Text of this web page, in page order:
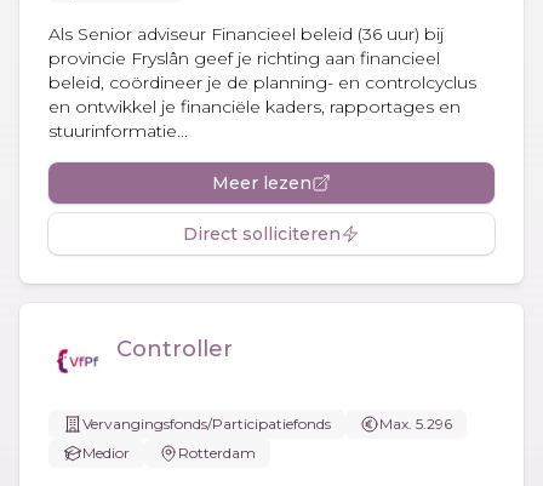
Als Senior adviseur Financieel beleid (36 uur) bij
provincie Fryslân geef je richting aan financieel
beleid, coördineer je de planning- en controlcyclus
en ontwikkel je financiële kaders, rapportages en
stuurinformatie...
Meer lezen
Direct solliciteren
Controller
Vervangingsfonds/Participatiefonds
Max. 5.296
Medior
Rotterdam